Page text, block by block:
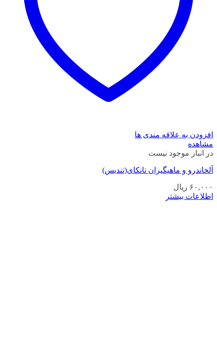
افزودن به علاقه مندی ها
مشاهده
در انبار موجود نیست
آلخاندرو و ماهیگیران تانکای(تندیس)
۶۰,۰۰۰ ریال
اطلاعات بیشتر